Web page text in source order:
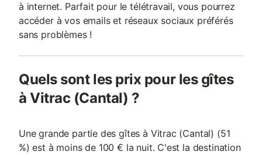
à internet. Parfait pour le télétravail, vous pourrez
accéder à vos emails et réseaux sociaux préférés
sans problèmes !
Quels sont les prix pour les gîtes
à Vitrac (Cantal) ?
Une grande partie des gîtes à Vitrac (Cantal) (51
%) est à moins de 100 € la nuit. C'est la destination